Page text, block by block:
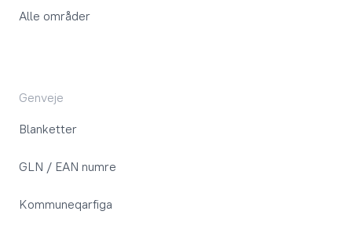
Alle områder
Genveje
Blanketter
GLN / EAN numre
Kommuneqarfiga